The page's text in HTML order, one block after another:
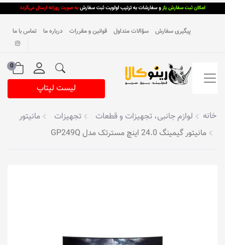
پیگیری سفارش سؤالات متداول قوانین و مقررات درباره ما تماس با ما
0
لیست لپتاپ
خانه لوازم جانبی، تجهیزات و قطعات تجهیزات
مانیتور
مانیتور گیمینگ 24.0 اینچ مسترتک مدل GP249Q